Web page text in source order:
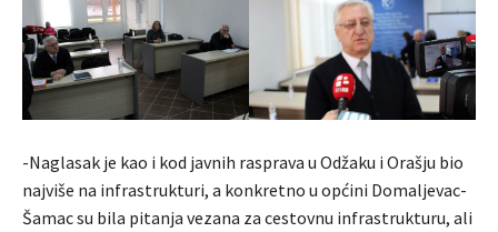
-Naglasak je kao i kod javnih rasprava u Odžaku i Orašju bio
najviše na infrastrukturi, a konkretno u općini Domaljevac-
Šamac su bila pitanja vezana za cestovnu infrastrukturu, ali